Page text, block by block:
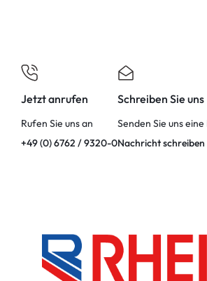
Jetzt anrufen
Rufen Sie uns an
+49 (0) 6762 / 9320-0
Schreiben Sie uns
Senden Sie uns
Nachricht schreiben